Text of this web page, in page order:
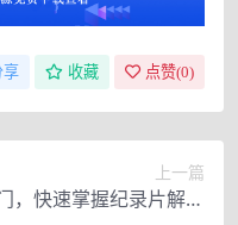
享 收藏 点赞(0)
上一篇
，快速掌握纪录片解说